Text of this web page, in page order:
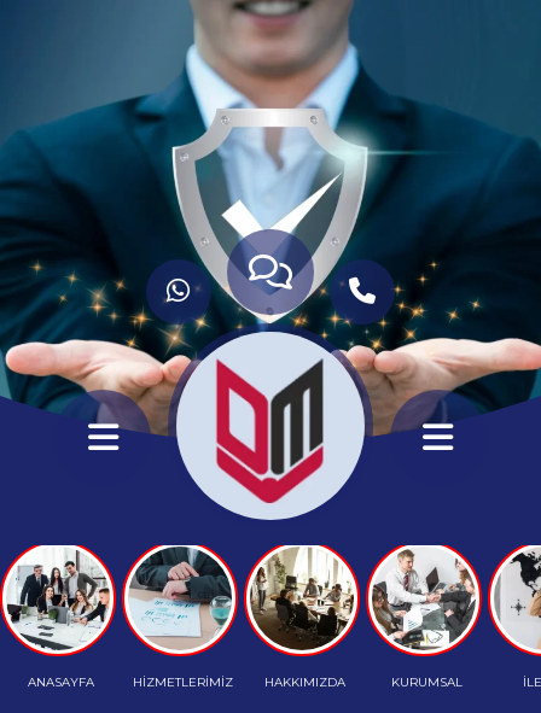
ANASAYFA
HİZMETLERİMİZ
HAKKIMIZDA
KURUMSAL
İLETİŞİM
ANASAYFA HİZMETLERİMİZ HAKKIMIZDA KURUMSAL